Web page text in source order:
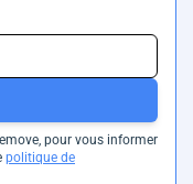
pour vous informer
politique de